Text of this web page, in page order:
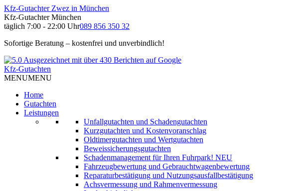
Kfz-Gutachter Zwez in München
Kfz-Gutachter München
täglich 7:00 - 22:00 Uhr089 856 350 32
Sofortige Beratung – kostenfrei und unverbindlich!
Kfz-Gutachten
MENUMENU
Home
Gutachten
Leistungen
Unfallgutachten und Schadengutachten
Kurzgutachten und Kostenvoranschlag
Oldtimergutachten und Wertgutachten
Beweissicherungsgutachten
Schadenmanagement für Ihren Fuhrpark! NEU
Fahrzeugbewertung und Gebrauchtwagenbewertung
Reparaturbestätigung und Nutzungsausfallbestätigung
Achsvermessung und Rahmenvermessung